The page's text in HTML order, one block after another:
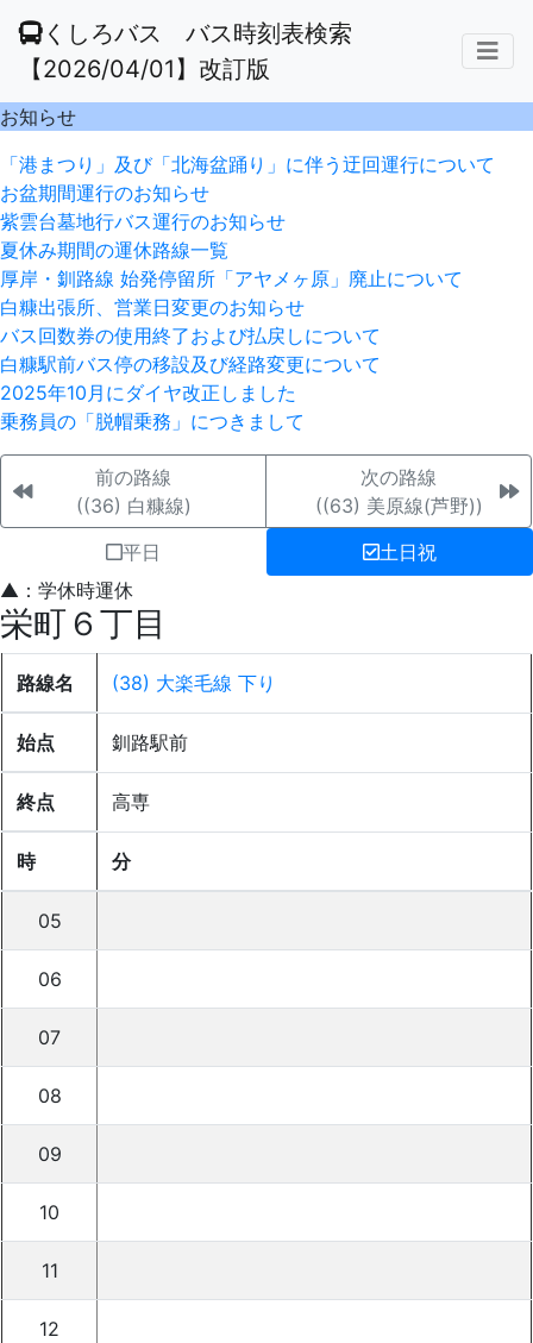
くしろバス バス時刻表検索
【2026/04/01】改訂版
お知らせ
「港まつり」及び「北海盆踊り」に伴う迂回運行について
お盆期間運行のお知らせ
紫雲台墓地行バス運行のお知らせ
夏休み期間の運休路線一覧
厚岸・釧路線 始発停留所「アヤメヶ原」廃止について
白糠出張所、営業日変更のお知らせ
バス回数券の使用終了および払戻しについて
白糠駅前バス停の移設及び経路変更について
2025年10月にダイヤ改正しました
乗務員の「脱帽乗務」につきまして
前の路線
((36) 白糠線)
次の路線
((63) 美原線(芦野))
平日
土日祝
▲：学休時運休
栄町６丁目
路線名 (38) 大楽毛線 下り
始点 釧路駅前
終点 高専
時 分
05
06
07
08
09
10
11
12